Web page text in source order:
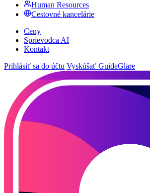
Human Resources
Cestovné kancelárie
Ceny
Sprievodca AI
Kontakt
Prihlásiť sa do účtu Vyskúšať GuideGlare